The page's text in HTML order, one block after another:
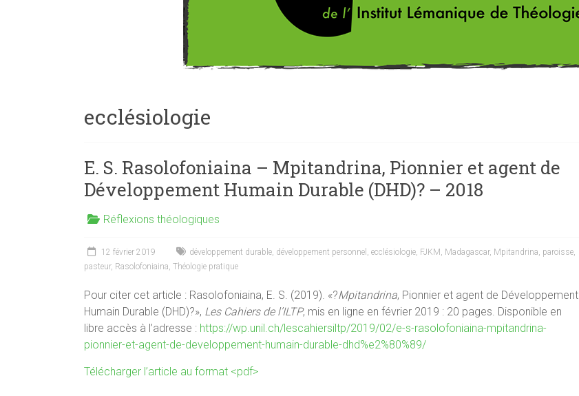
ecclésiologie
E. S. Rasolofoniaina – Mpitandrina, Pionnier et agent de
Développement Humain Durable (DHD)? – 2018
Réflexions théologiques
12 février 2019 développement durable, développement personnel , ecclésiologie, FJKM , Madagascar, Mpitandrina, paroisse,
pasteur, Rasolofoniaina, Théologie pratique
Pour citer cet article : Rasolofoniaina, E. S. (2019). «?Mpitandrina, Pionnier et agent de Développement
Humain Durable (DHD)?», Les Cahiers de l’ILTP, mis en ligne en février 2019 : 20 pages. Disponible en
libre accès à l’adresse : https://wp.unil.ch/lescahiersiltp/2019/02/e-s-rasolofoniaina-mpitandrina-
pionnier-et-agent-de-developpement-humain-durable-dhd%e2%80%89/
Télécharger l’article au format <pdf>